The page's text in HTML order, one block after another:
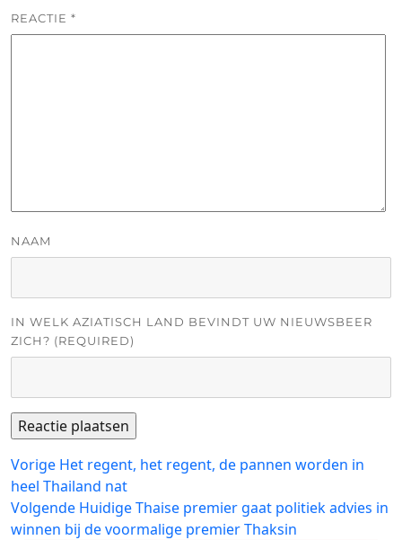
REACTIE *
NAAM
IN WELK AZIATISCH LAND BEVINDT UW NIEUWSBEER
ZICH? (REQUIRED)
Bericht
navigatie
Vorige Vorig
bericht:
Het regent, het regent, de pannen worden in
heel Thailand nat
Volgende Volgend
bericht:
Huidige Thaise premier gaat politiek advies in
winnen bij de voormalige premier Thaksin